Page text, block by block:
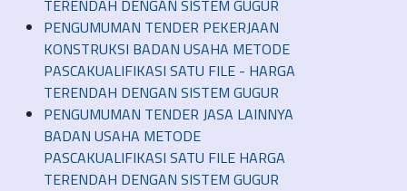
TERENDAH DENGAN SISTEM GUGUR
PENGUMUMAN TENDER PEKERJAAN
KONSTRUKSI BADAN USAHA METODE
PASCAKUALIFIKASI SATU FILE - HARGA
TERENDAH DENGAN SISTEM GUGUR
PENGUMUMAN TENDER JASA LAINNYA
BADAN USAHA METODE
PASCAKUALIFIKASI SATU FILE HARGA
TERENDAH DENGAN SISTEM GUGUR